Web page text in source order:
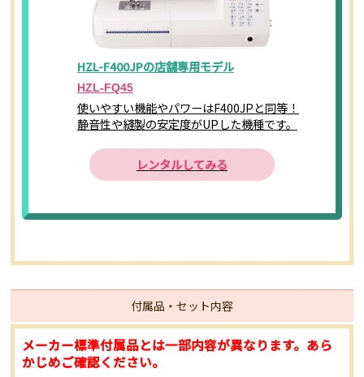
HZL-F400JPの店舗専用モデル
HZL-FQ45
使いやすい機能やパワーはF400JPと同等！
静音性や縫製の安定度がUPした機種です。
レンタルしてみる
付属品・セット内容
メーカー標準付属品とは一部内容が異なります。あら
かじめご確認ください。